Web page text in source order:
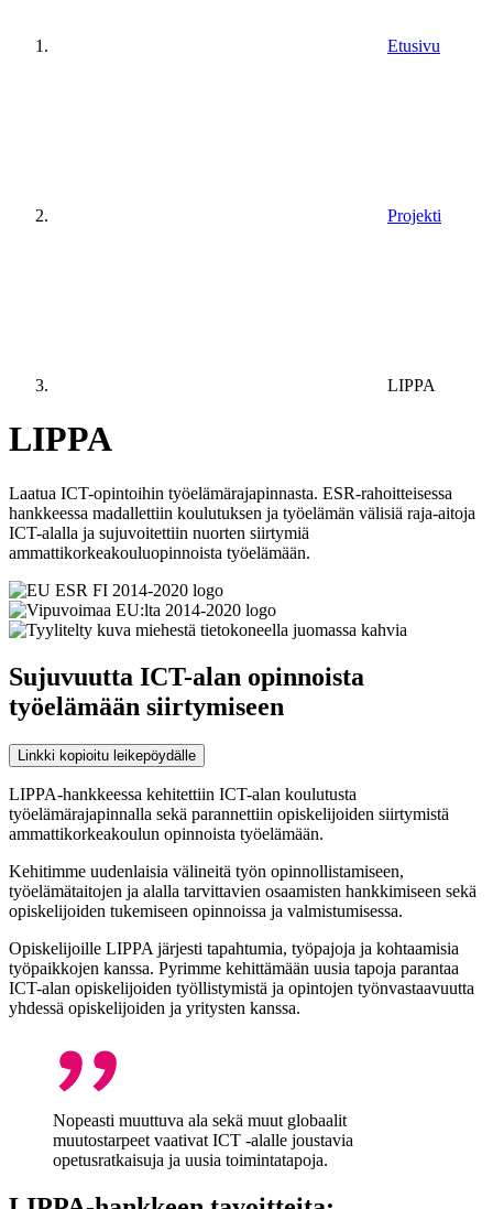
Etusivu
Projekti
LIPPA
LIPPA
Laatua ICT-opintoihin työelämärajapinnasta. ESR-rahoitteisessa
hankkeessa madallettiin koulutuksen ja työelämän välisiä raja-aitoja
ICT-alalla ja sujuvoitettiin nuorten siirtymiä
ammattikorkeakouluopinnoista työelämään.
Sujuvuutta ICT-alan opinnoista
työelämään siirtymiseen
Linkki kopioitu leikepöydälle
LIPPA-hankkeessa kehitettiin ICT-alan koulutusta
työelämärajapinnalla sekä parannettiin opiskelijoiden siirtymistä
ammattikorkeakoulun opinnoista työelämään.​
Kehitimme uudenlaisia välineitä työn opinnollistamiseen,
työelämätaitojen ja alalla tarvittavien osaamisten hankkimiseen sekä
opiskelijoiden tukemiseen opinnoissa ja valmistumisessa.
Opiskelijoille LIPPA järjesti tapahtumia, työpajoja ja kohtaamisia
työpaikkojen kanssa. Pyrimme kehittämään uusia tapoja parantaa
ICT-alan opiskelijoiden työllistymistä ja opintojen työnvastaavuutta
yhdessä opiskelijoiden ja yritysten kanssa.
Nopeasti muuttuva ala sekä muut globaalit
muutostarpeet vaativat ICT -alalle joustavia
opetusratkaisuja ja uusia toimintatapoja.​